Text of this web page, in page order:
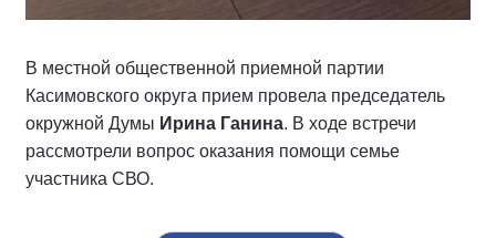
В местной общественной приемной партии
Касимовского округа прием провела председатель
окружной Думы Ирина Ганина. В ходе встречи
рассмотрели вопрос оказания помощи семье
участника СВО.